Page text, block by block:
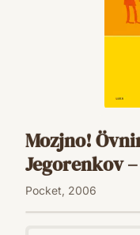
Mozjno!
Jegorenkov
Pocket, 2006